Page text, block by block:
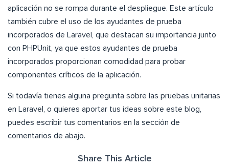
aplicación no se rompa durante el despliegue. Este artículo
también cubre el uso de los ayudantes de prueba
incorporados de Laravel, que destacan su importancia junto
con PHPUnit, ya que estos ayudantes de prueba
incorporados proporcionan comodidad para probar
componentes críticos de la aplicación.
Si todavía tienes alguna pregunta sobre las pruebas unitarias
en Laravel, o quieres aportar tus ideas sobre este blog,
puedes escribir tus comentarios en la sección de
comentarios de abajo.
Share This Article